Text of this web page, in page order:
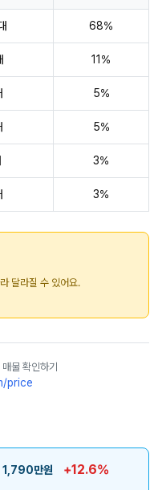
68%
11%
5%
5%
3%
3%
달라질 수 있어요.
물 확인하기
price
1,790만원 +12.6%